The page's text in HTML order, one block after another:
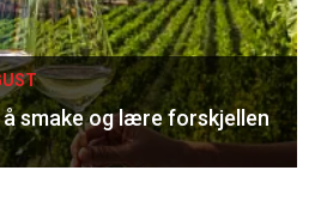
smake og lære forskjellen